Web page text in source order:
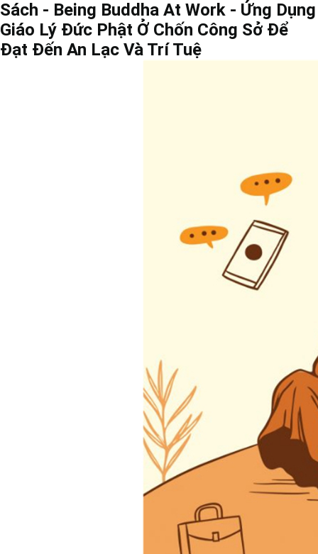
Sách - Being Buddha At Work - Ứng Dụng
Giáo Lý Đức Phật Ở Chốn Công Sở Để
Đạt Đến An Lạc Và Trí Tuệ